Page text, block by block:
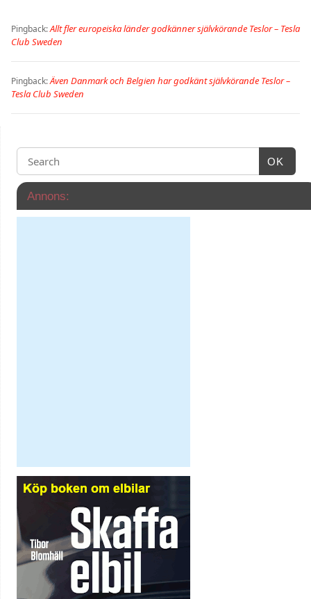
Pingback:Allt fler europeiska länder godkänner självkörande Teslor – Tesla
Club Sweden
Pingback:Även Danmark och Belgien har godkänt självkörande Teslor –
Tesla Club Sweden
OK
Annons: